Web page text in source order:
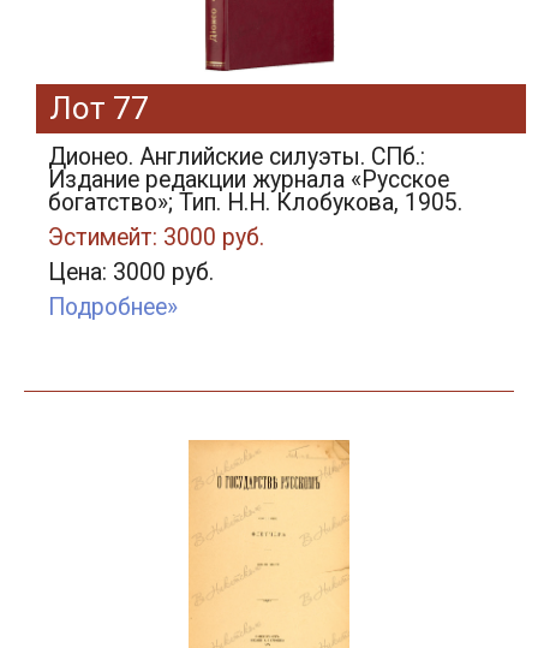
Лот 77
Дионео. Английские силуэты. СПб.:
Издание редакции журнала «Русское
богатство»; Тип. Н.Н. Клобукова, 1905.
Эстимейт: 3000 руб.
Цена: 3000 руб.
Подробнее»